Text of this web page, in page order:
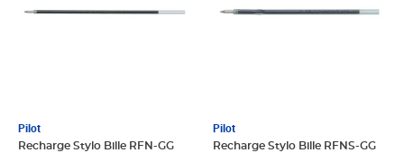
Pilot
Recharge Stylo Bille RFN-GG
Pilot
Recharge Stylo Bille RFNS-GG